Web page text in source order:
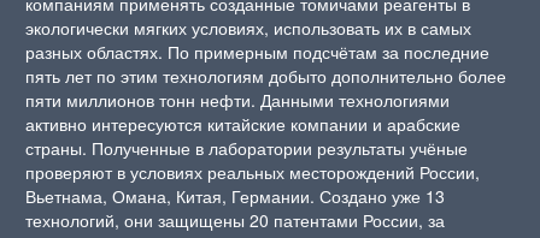
экологически мягких условиях, использовать их в самых
разных областях. По примерным подсчётам за последние
пять лет по этим технологиям добыто дополнительно более
пяти миллионов тонн нефти. Данными технологиями
активно интересуются китайские компании и арабские
страны. Полученные в лаборатории результаты учёные
проверяют в условиях реальных месторождений России,
Вьетнама, Омана, Китая, Германии. Создано уже 13
технологий, они защищены 20 патентами России, за